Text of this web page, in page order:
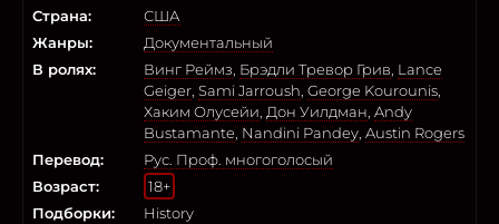
Страна:
США
Жанры:
Документальный
В ролях:
Винг Реймз Брэдли Тревор Грив Lance
Geiger Sami Jarroush George Kourounis
Хаким Олусейи Дон Уилдман Andy
Bustamante Nandini Pandey Austin Rogers
Перевод:
Рус. Проф. многоголосый
Возраст:
18+
Подборки:
History